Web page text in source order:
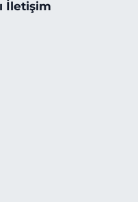
İletişim